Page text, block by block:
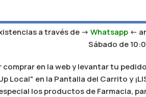
a través de -> Whatsapp <-
Sábado de
en la web y levantar tu
Local" en la Pantalla del Carrito y
los productos de Farmacia,